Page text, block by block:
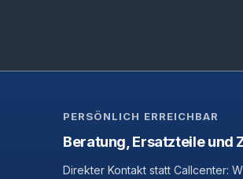
PERSÖNLICH ERREICHBAR
Beratung, Ersatzteile und
Direkter Kontakt statt Callcenter: